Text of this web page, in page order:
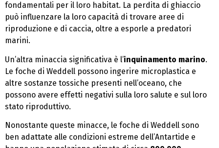
fondamentali per il loro habitat. La perdita di ghiaccio
può influenzare la loro capacità di trovare aree di
riproduzione e di caccia, oltre a esporle a predatori
marini.
Un’altra minaccia significativa è l’inquinamento marino.
Le foche di Weddell possono ingerire microplastica e
altre sostanze tossiche presenti nell’oceano, che
possono avere effetti negativi sulla loro salute e sul loro
stato riproduttivo.
Nonostante queste minacce, le foche di Weddell sono
ben adattate alle condizioni estreme dell’Antartide e